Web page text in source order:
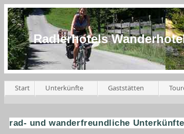
Radlerhotels
Start Unterkünfte Gaststätten
rad- und wanderfreundliche